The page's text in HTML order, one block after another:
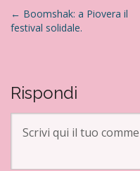
N
a
g
← Boomshak: a Piovera il
festival solidale.
Rispondi